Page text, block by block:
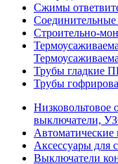
Сжимы
Строительно-
Трубы гладкие
Трубы
выключатели,
Аксессуары для
Выключатели